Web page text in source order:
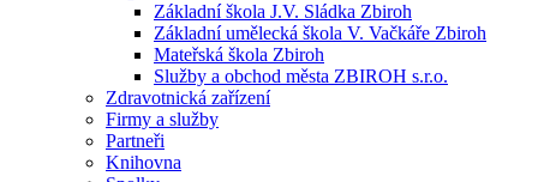
Základní škola J.V. Sládka Zbiroh
Základní umělecká škola V. Vačkáře Zbiroh
Mateřská škola Zbiroh
Služby a obchod města ZBIROH s.r.o.
Zdravotnická zařízení
Firmy a služby
Partneři
Knihovna